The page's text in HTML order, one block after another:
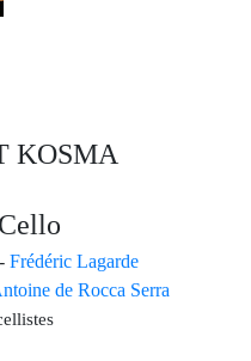
KOSMA
- Frédéric Lagarde
de Rocca Serra